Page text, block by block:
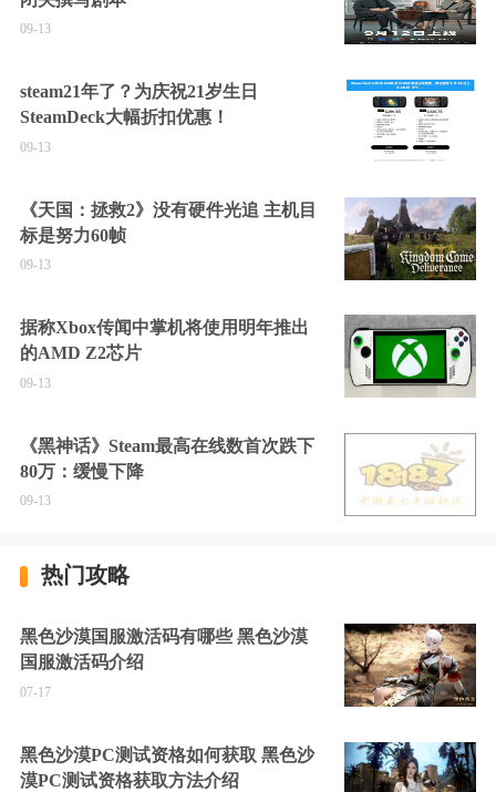
09-13
steam21年了？为庆祝21岁生日
SteamDeck大幅折扣优惠！
09-13
《天国：拯救2》没有硬件光追 主机目
标是努力60帧
09-13
据称Xbox传闻中掌机将使用明年推出
的AMD Z2芯片
09-13
《黑神话》Steam最高在线数首次跌下
80万：缓慢下降
09-13
热门攻略
黑色沙漠国服激活码有哪些 黑色沙漠
国服激活码介绍
07-17
黑色沙漠PC测试资格如何获取 黑色沙
漠PC测试资格获取方法介绍